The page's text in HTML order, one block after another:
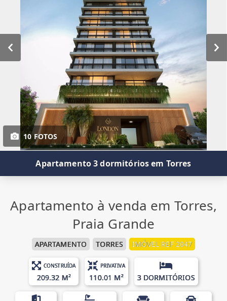
10 FOTOS
Apartamento 3 dormitórios em Torres
Apartamento à venda em Torres,
Praia Grande
APARTAMENTO TORRES IMÓVEL REF 2047
CONSTRUÍDA
209.32 M²
PRIVATIVA
110.01 M² 3 DORMITÓRIOS